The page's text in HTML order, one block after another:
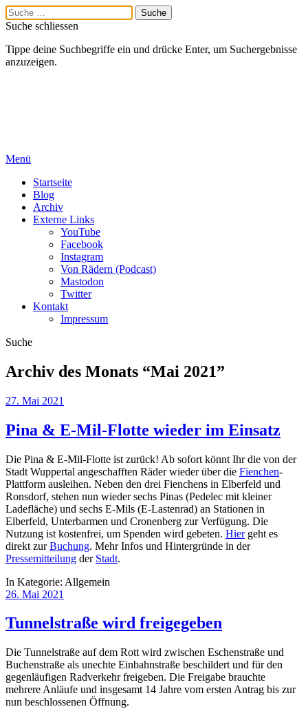
Suche schliessen
Tippe deine Suchbegriffe ein und drücke Enter, um Suchergebnisse
anzuzeigen.
Menü
Startseite
Blog
Archiv
Externe Links
YouTube
Facebook
Instagram
Von Rädern (Podcast)
Mastodon
Twitter
Kontakt
Impressum
Suche
Archiv des Monats “Mai 2021”
27. Mai 2021
Pina & E-Mil-Flotte wieder im Einsatz
Die Pina & E-Mil-Flotte ist zurück! Ab sofort könnt Ihr die von der
Stadt Wuppertal angeschafften Räder wieder über die Fienchen-
Plattform ausleihen. Neben den drei Fienchens in Elberfeld und
Ronsdorf, stehen nun wieder sechs Pinas (Pedelec mit kleiner
Ladefläche) und sechs E-Mils (E-Lastenrad) an Stationen in
Elberfeld, Unterbarmen und Cronenberg zur Verfügung. Die
Nutzung ist kostenfrei, um Spenden wird gebeten. Hiergeht es
direkt zurBuchung. Mehr Infos und Hintergründe in der
Pressemitteilung der Stadt.
In Kategorie: Allgemein
26. Mai 2021
Tunnelstraße wird freigegeben
Die Tunnelstraße auf dem Rott wird zwischen Eschenstraße und
Buchenstraße als unechte Einbahnstraße beschildert und für den
gegenläufigen Radverkehr freigeben. Die Freigabe brauchte
mehrere Anläufe und insgesamt 14 Jahre vom ersten Antrag bis zur
nun beschlossenen Öffnung.